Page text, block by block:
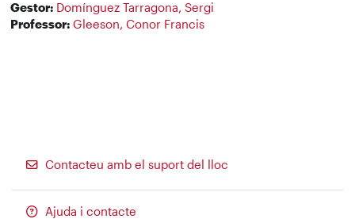
Gestor: Domínguez Tarragona, Sergi
Professor: Gleeson, Conor Francis
Contacteu amb el suport del lloc
Ajuda i contacte